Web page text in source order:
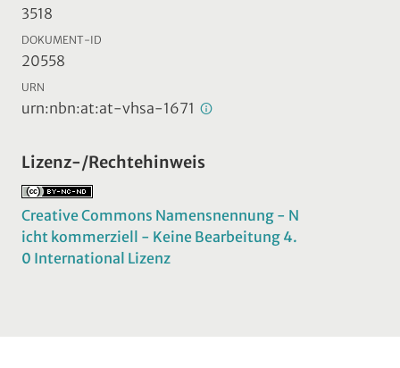
3518
DOKUMENT-ID
20558
URN
urn:nbn:at:at-vhsa-1671
Lizenz-/Rechtehinweis
Creative Commons Namensnennung - N
icht kommerziell - Keine Bearbeitung 4.
0 International Lizenz